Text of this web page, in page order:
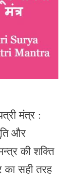
मंत्र :
और
की शक्ति
का सही तरह